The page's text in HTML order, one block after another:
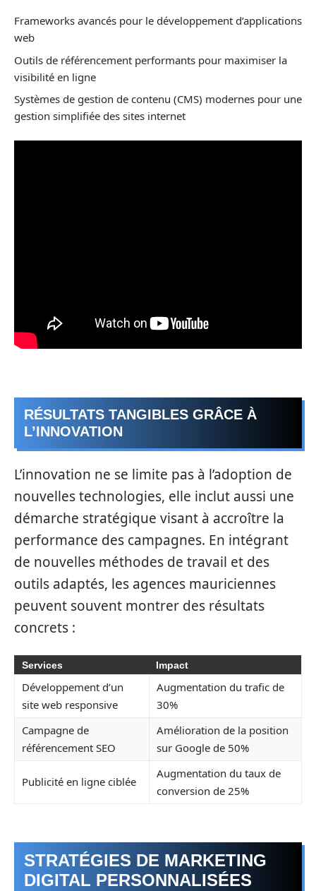
Frameworks avancés pour le développement d’applications
web
Outils de référencement performants pour maximiser la
visibilité en ligne
Systèmes de gestion de contenu (CMS) modernes pour une
gestion simplifiée des sites internet
RÉSULTATS TANGIBLES GRÂCE À
L’INNOVATION
L’innovation ne se limite pas à l’adoption de
nouvelles technologies, elle inclut aussi une
démarche stratégique visant à accroître la
performance des campagnes. En intégrant
de nouvelles méthodes de travail et des
outils adaptés, les agences mauriciennes
peuvent souvent montrer des résultats
concrets :
Services Impact
Développement d’un
site web responsive
Augmentation du trafic de
30%
Campagne de
référencement SEO
Amélioration de la position
sur Google de 50%
Publicité en ligne ciblée
Augmentation du taux de
conversion de 25%
STRATÉGIES DE MARKETING
DIGITAL PERSONNALISÉES